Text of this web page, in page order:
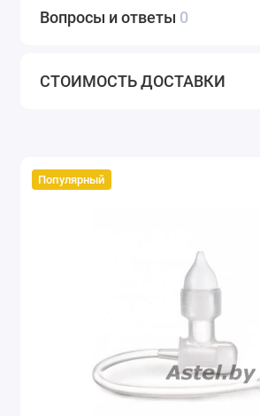
Вопросы и ответы 0
СТОИМОСТЬ ДОСТАВКИ
Популярный